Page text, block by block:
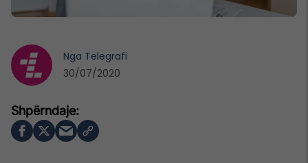
Nga Telegrafi
30/07/2020